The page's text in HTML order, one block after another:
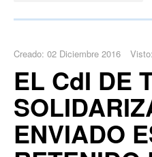
Creado: 02 Diciembre 2016
EL CdI DE
ENVIADO